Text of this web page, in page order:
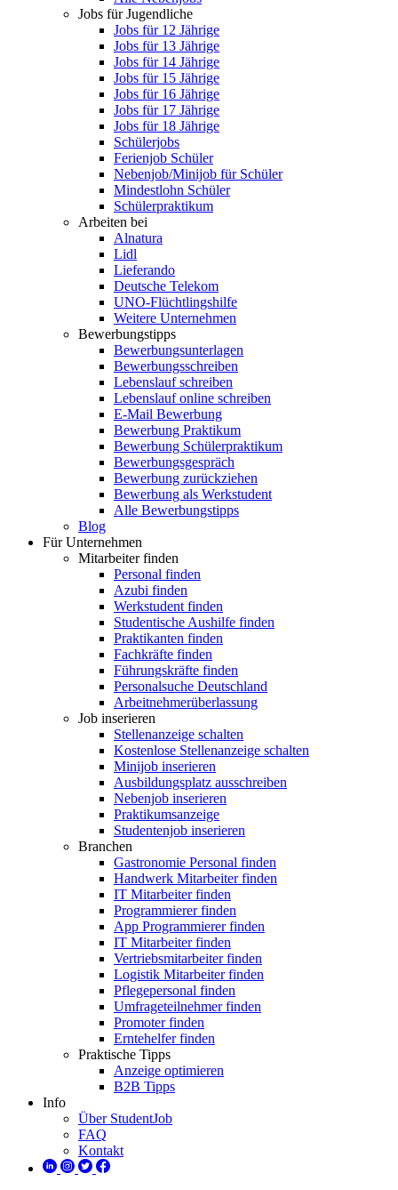
Jobs für Jugendliche
Jobs für 12 Jährige
Jobs für 13 Jährige
Jobs für 14 Jährige
Jobs für 15 Jährige
Jobs für 16 Jährige
Jobs für 17 Jährige
Jobs für 18 Jährige
Schülerjobs
Ferienjob Schüler
Nebenjob/Minijob für Schüler
Mindestlohn Schüler
Schülerpraktikum
Arbeiten bei
Alnatura
Lidl
Lieferando
Deutsche Telekom
UNO-Flüchtlingshilfe
Weitere Unternehmen
Bewerbungstipps
Bewerbungsunterlagen
Bewerbungsschreiben
Lebenslauf schreiben
Lebenslauf online schreiben
E-Mail Bewerbung
Bewerbung Praktikum
Bewerbung Schülerpraktikum
Bewerbungsgespräch
Bewerbung zurückziehen
Bewerbung als Werkstudent
Alle Bewerbungstipps
Blog
Für Unternehmen
Mitarbeiter finden
Personal finden
Azubi finden
Werkstudent finden
Studentische Aushilfe finden
Praktikanten finden
Fachkräfte finden
Führungskräfte finden
Personalsuche Deutschland
Arbeitnehmerüberlassung
Job inserieren
Stellenanzeige schalten
Kostenlose Stellenanzeige schalten
Minijob inserieren
Ausbildungsplatz ausschreiben
Nebenjob inserieren
Praktikumsanzeige
Studentenjob inserieren
Branchen
Gastronomie Personal finden
Handwerk Mitarbeiter finden
IT Mitarbeiter finden
Programmierer finden
App Programmierer finden
IT Mitarbeiter finden
Vertriebsmitarbeiter finden
Logistik Mitarbeiter finden
Pflegepersonal finden
Umfrageteilnehmer finden
Promoter finden
Erntehelfer finden
Praktische Tipps
Anzeige optimieren
B2B Tipps
Info
Über StudentJob
FAQ
Kontakt